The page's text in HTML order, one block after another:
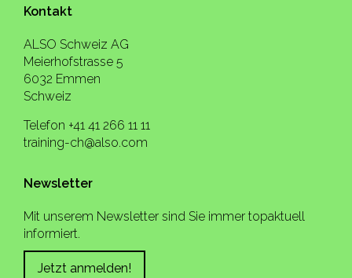
Kontakt
ALSO Schweiz AG
Meierhofstrasse 5
6032 Emmen
Schweiz
Telefon +41 41 266 11 11
training-ch@also.com
Newsletter
Mit unserem Newsletter sind Sie immer topaktuell
informiert.
Jetzt anmelden!